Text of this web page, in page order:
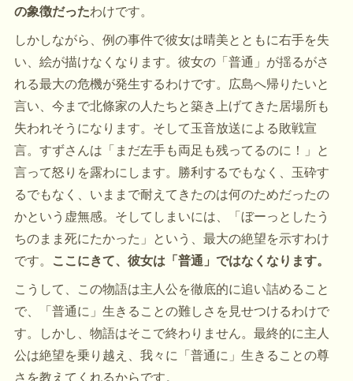
の象徴だったわけです。
しかしながら、例の事件で彼女は晴美とともに右手を失
い、絵が描けなくなります。彼女の「普通」が揺るがさ
れる最大の危機が発生するわけです。広島へ帰りたいと
言い、今まで北條家の人たちと築き上げてきた居場所も
失われそうになります。そして玉音放送による敗戦宣
言。すずさんは「まだ左手も両足も残ってるのに！」と
言って怒りを露わにします。勝利するでもなく、玉砕す
るでもなく、いままで耐えてきたのは何のためだったの
かという虚無感。そしてしまいには、「ぼーっとしたう
ちのまま死にたかった」という、最大の絶望を示すわけ
です。 ここにきて、彼女は「普通」ではなくなります。
こうして、この物語は主人公を徹底的に追い詰めること
で、「普通に」生きることの難しさを見せつけるわけで
す。しかし、物語はそこで終わりません。最終的に主人
公は絶望を乗り越え、我々に「普通に」生きることの尊
さを教えてくれるからです。